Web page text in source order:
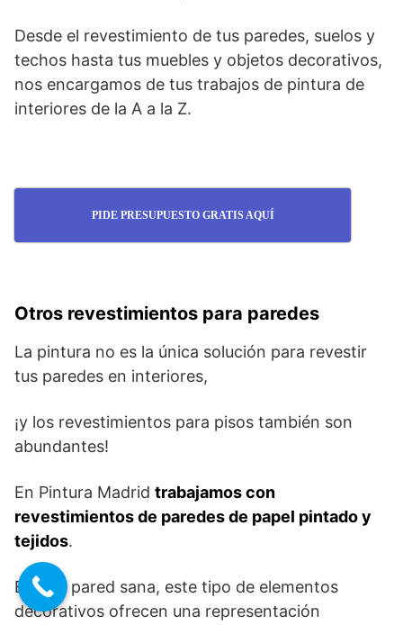
Desde el revestimiento de tus paredes, suelos y
techos hasta tus muebles y objetos decorativos,
nos encargamos de tus trabajos de pintura de
interiores de la A a la Z.
PIDE PRESUPUESTO GRATIS AQUÍ
Otros revestimientos para paredes
La pintura no es la única solución para revestir
tus paredes en interiores,
¡y los revestimientos para pisos también son
abundantes!
En Pintura Madrid trabajamos con
revestimientos de paredes de papel pintado y
tejidos.
En una pared sana, este tipo de elementos
decorativos ofrecen una representación